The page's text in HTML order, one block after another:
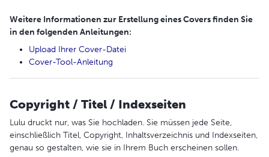
Weitere Informationen zur Erstellung eines Covers finden Sie
in den folgenden Anleitungen:
Upload Ihrer Cover-Datei
Cover-Tool-Anleitung
Copyright / Titel / Indexseiten
Lulu druckt nur, was Sie hochladen. Sie müssen jede Seite,
einschließlich Titel, Copyright, Inhaltsverzeichnis und Indexseiten,
genau so gestalten, wie sie in Ihrem Buch erscheinen sollen.